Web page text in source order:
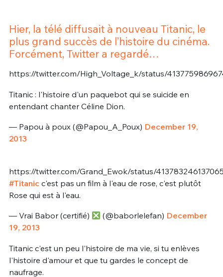
Hier, la télé diffusait à nouveau Titanic, le
plus grand succès de l’histoire du cinéma.
Forcément, Twitter a regardé…
https://twitter.com/High_Voltage_k/status/
Titanic : l'histoire d'un paquebot qui se suicide en
entendant chanter Céline Dion.
— Papou à poux (@Papou_A_Poux) December 19,
2013
https://twitter.com/Grand_Ewok/status/
#Titanicc'est pas un film à l'eau de rose, c'est plutôt
Rose qui est à l'eau.
— Vrai Babor (certifié) (@baborlelefan) December
19, 2013
Titanic c'est un peu l'histoire de ma vie, si tu enlèves
l'histoire d'amour et que tu gardes le concept de
naufrage.